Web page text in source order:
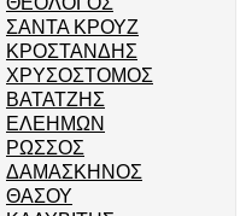
ΣΑΝΤΑ ΚΡΟΥΖ
ΚΡΟΣΤΑΝΔΗΣ
ΧΡΥΣΟΣΤΟΜΟΣ
ΒΑΤΑΤΖΗΣ
ΕΛΕΗΜΩΝ
ΡΩΣΣΟΣ
ΔΑΜΑΣΚΗΝΟΣ
ΘΑΣΟΥ